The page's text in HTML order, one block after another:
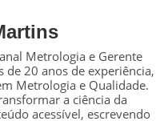
Metrologia e Gerente
de 20 anos de experiência,
Metrologia e Qualidade.
a ciência da
acessível, escrevendo